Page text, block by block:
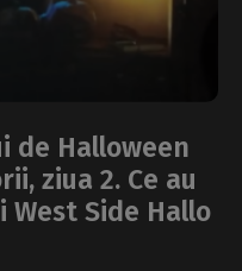
de Halloween
ziua 2. Ce au
Side Hallo